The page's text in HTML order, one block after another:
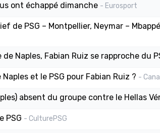
ont échappé dimanche - Eurosport
de PSG – Montpellier, Neymar –
Naples, Fabian Ruiz se rapproche du
et le PSG pour Fabian Ruiz ? -
absent du groupe contre le Hellas
PSG - CulturePSG